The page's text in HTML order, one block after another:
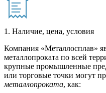
1. Наличие, цена, условия
Компания «Металлосплав»
металлопроката по всей
крупные промышленные
или торговые точки могут
металлопроката, как: